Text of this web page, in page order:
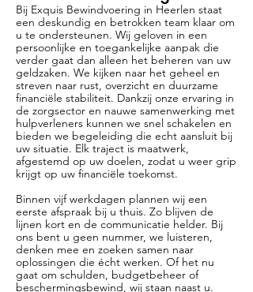
Bij Exquis Bewindvoering in Heerlen staat
een deskundig en betrokken team klaar om
u te ondersteunen. Wij geloven in een
persoonlijke en toegankelijke aanpak die
verder gaat dan alleen het beheren van uw
geldzaken. We kijken naar het geheel en
streven naar rust, overzicht en duurzame
financiële stabiliteit. Dankzij onze ervaring in
de zorgsector en nauwe samenwerking met
hulpverleners kunnen we snel schakelen en
bieden we begeleiding die echt aansluit bij
uw situatie. Elk traject is maatwerk,
afgestemd op uw doelen, zodat u weer grip
krijgt op uw financiële toekomst.
Binnen vijf werkdagen plannen wij een
eerste afspraak bij u thuis. Zo blijven de
lijnen kort en de communicatie helder. Bij
ons bent u geen nummer, we luisteren,
denken mee en zoeken samen naar
oplossingen die écht werken. Of het nu
gaat om schulden, budgetbeheer of
beschermingsbewind, wij staan naast u.